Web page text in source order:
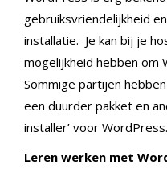
gebruiksvriendelijkheid
installatie. Je kan bij je
mogelijkheid hebben om
Sommige partijen
een duurder pakket en
installer’ voor WordPress.
Leren werken met